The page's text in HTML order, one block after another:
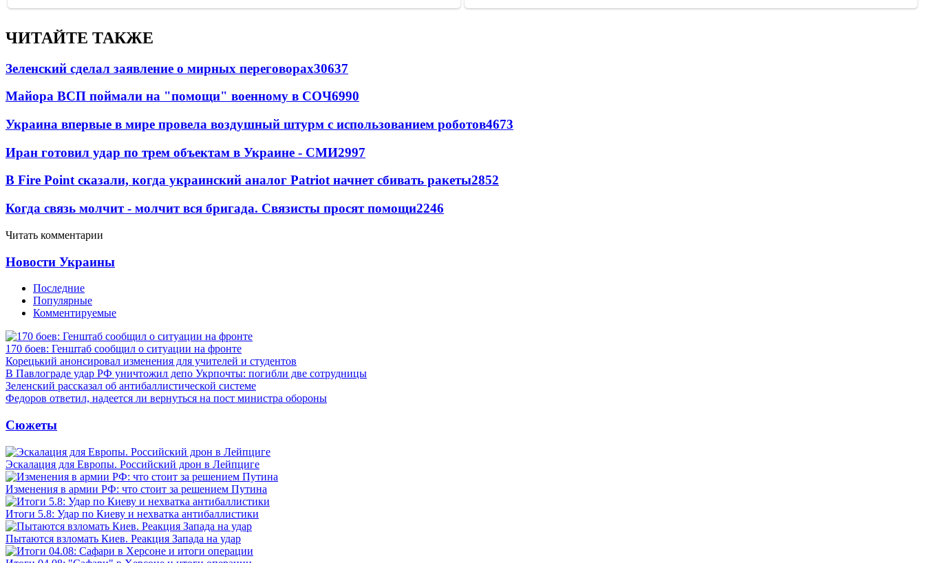
ЧИТАЙТЕ ТАКЖЕ
Зеленский сделал заявление о мирных переговорах30637
Майора ВСП поймали на "помощи" военному в СОЧ6990
Украина впервые в мире провела воздушный штурм с использованием роботов4673
Иран готовил удар по трем объектам в Украине - СМИ2997
В Fire Point сказали, когда украинский аналог Patriot начнет сбивать ракеты2852
Когда связь молчит - молчит вся бригада. Связисты просят помощи2246
Читать комментарии
Новости Украины
Последние
Популярные
Комментируемые
170 боев: Генштаб сообщил о ситуации на фронте
Корецький анонсировал изменения для учителей и студентов
В Павлограде удар РФ уничтожил депо Укрпочты: погибли две сотрудницы
Зеленский рассказал об антибаллистической системе
Федоров ответил, надеется ли вернуться на пост министра обороны
Сюжеты
Эскалация для Европы. Российский дрон в Лейпциге
Изменения в армии РФ: что стоит за решением Путина
Итоги 5.8: Удар по Киеву и нехватка антибаллистики
Пытаются взломать Киев. Реакция Запада на удар